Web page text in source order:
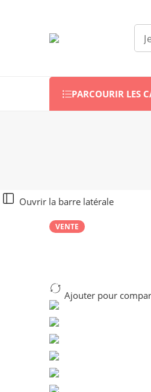
PARCOURIR LES
Ouvrir la barre latérale
VENTE
Ajouter pour